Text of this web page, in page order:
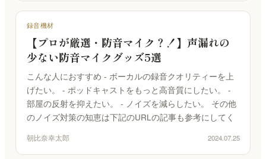
録音機材
【プロが厳選・防音マイク？！】声漏れの
少ない防音マイクグッズ5選
こんな人におすすめ - ボーカルの録音クオリティーを上
げたい。 - ポッドキャストをもっと高音質にしたい。 -
部屋の反射を抑えたい。 - ノイズを減らしたい。 その他
のノイズ対策の知恵は下記のURLの記事も参考にしてく
朝比奈幸太郎 2024.07.25